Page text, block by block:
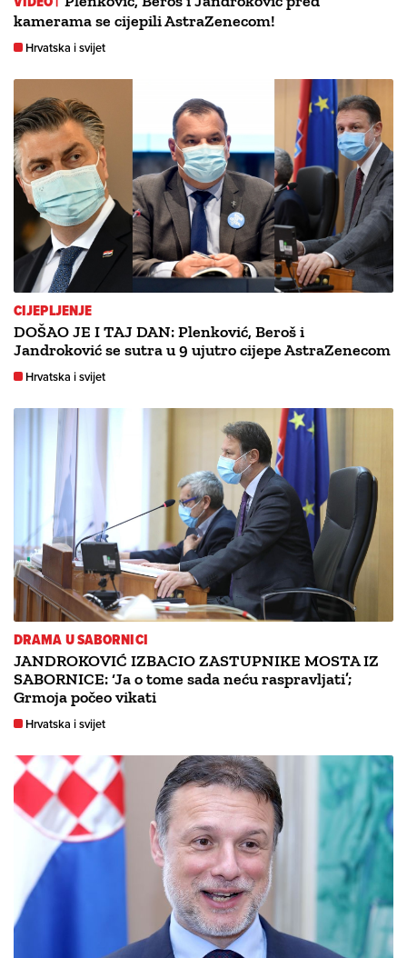
kamerama se cijepili AstraZenecom!
Hrvatska i svijet
CIJEPLJENJE
DOŠAO JE I TAJ DAN: Plenković, Beroš i
Jandroković se sutra u 9 ujutro cijepe AstraZenecom
Hrvatska i svijet
DRAMA U SABORNICI
JANDROKOVIĆ IZBACIO ZASTUPNIKE MOSTA IZ
SABORNICE: ‘Ja o tome sada neću raspravljati’;
Grmoja počeo vikati
Hrvatska i svijet